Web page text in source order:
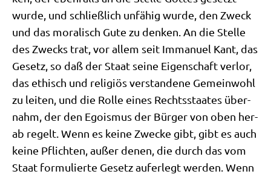
wur­de, und schließ­lich unfä­hig wur­de, den Zweck
und das mora­lisch Gute zu den­ken. An die Stel­le
des Zwecks trat, vor allem seit Imma­nu­el Kant, das
Gesetz, so daß der Staat sei­ne Eigen­schaft ver­lor,
das ethisch und reli­gi­ös ver­stan­de­ne Gemein­wohl
zu lei­ten, und die Rol­le eines Rechts­staa­tes über­
nahm, der den Ego­is­mus der Bür­ger von oben her­
ab regelt. Wenn es kei­ne Zwecke gibt, gibt es auch
kei­ne Pflich­ten, außer denen, die durch das vom
Staat for­mu­lier­te Gesetz auf­er­legt wer­den. Wenn